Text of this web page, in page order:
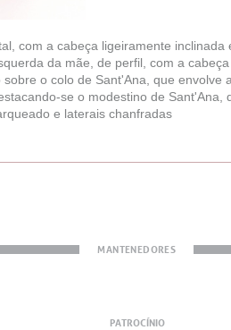
com a cabeça ligeiramente inclinada
da mãe, de perfil, com a
o colo de Sant'Ana, que envolve
se o modestino de Sant'Ana,
e laterais chanfradas
MANTENEDORES
PATROCÍNIO